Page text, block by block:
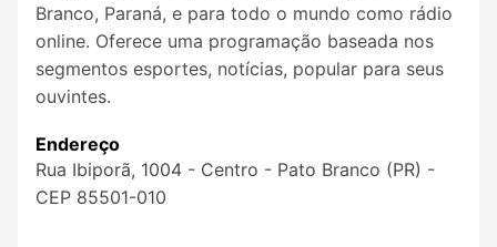
Branco, Paraná, e para todo o mundo como rádio
online. Oferece uma programação baseada nos
segmentos esportes, notícias, popular para seus
ouvintes.
Endereço
Rua Ibiporã, 1004 - Centro - Pato Branco (PR) -
CEP 85501-010